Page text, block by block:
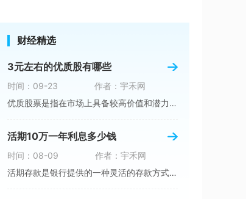
财经精选
3元左右的优质股有哪些
时间：09-23
作者：宇禾网
优质股票是指在市场上具备较高价值和潜力的股票
活期10万一年利息多少钱
时间：08-09
作者：宇禾网
活期存款是银行提供的一种灵活的存款方式，它可